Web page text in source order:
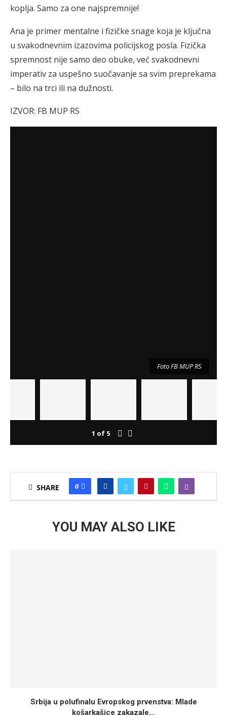
koplja. Samo za one najspremnije!
Ana je primer mentalne i fizičke snage koja je ključna
u svakodnevnim izazovima policijskog posla. Fizička
spremnost nije samo deo obuke, već svakodnevni
imperativ za uspešno suočavanje sa svim preprekama
– bilo na trci ili na dužnosti.
IZVOR: FB MUP RS
Foto FB MUP RS
1 of 5
SHARE 0
YOU MAY ALSO LIKE
Srbija u polufinalu Evropskog prvenstva: Mlade
košarkašice zakazale...